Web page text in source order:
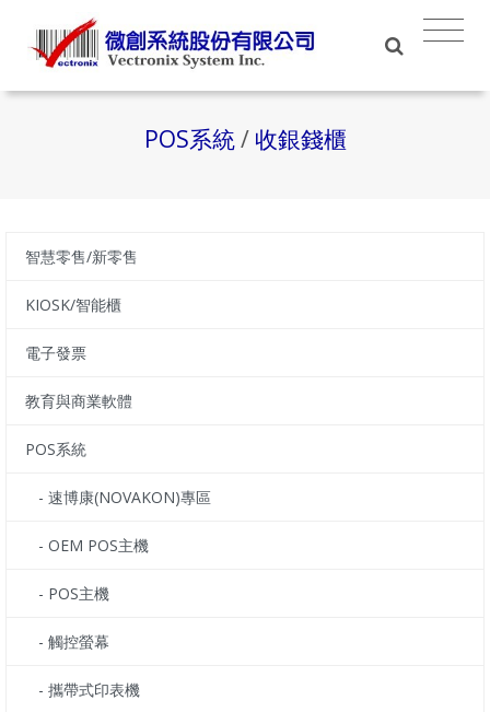
POS系統/ 收銀錢櫃
智慧零售/新零售
KIOSK/智能櫃
電子發票
教育與商業軟體
POS系統
- 速博康(NOVAKON)專區
- OEM POS主機
- POS主機
- 觸控螢幕
- 攜帶式印表機